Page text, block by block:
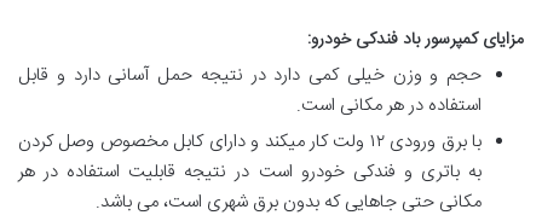
مزایای کمپرسور باد فندکی خودرو:
حجم و وزن خیلی کمی دارد در نتیجه حمل آسانی دارد و قابل
استفاده در هر مکانی است.
با برق ورودی ۱۲ ولت کار میکند و دارای کابل مخصوص وصل کردن
به باتری و فندکی خودرو است در نتیجه قابلیت استفاده در هر
مکانی حتی جاهایی که بدون برق شهری است، می باشد.